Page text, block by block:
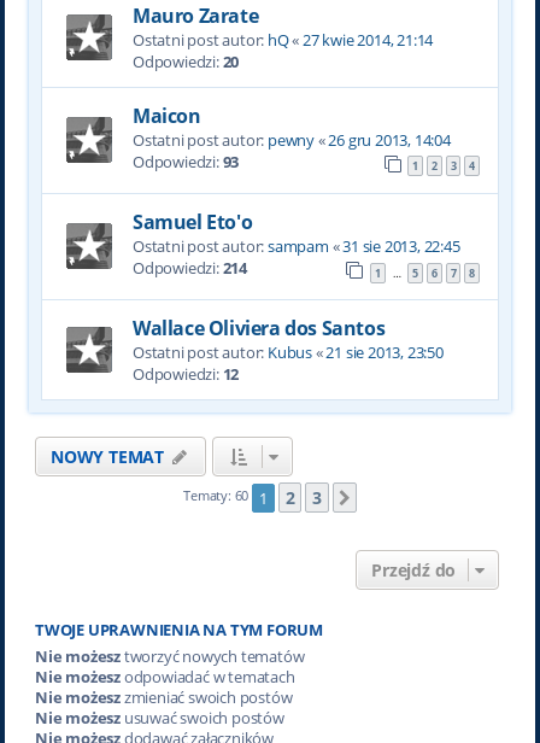
Mauro Zarate
Ostatni post autor: hQ« 27 kwie 2014, 21:14
Odpowiedzi:20
Maicon
Ostatni post autor: pewny«26 gru 2013, 14:04
Odpowiedzi:93 1 2 3 4
Samuel Eto'o
Ostatni post autor:sampam «31 sie 2013, 22:45
Odpowiedzi:214 1 … 5 6 7 8
Wallace Oliviera dos Santos
Ostatni post autor: Kubus«21 sie 2013, 23:50
Odpowiedzi: 12
NOWY TEMAT
Tematy: 60 1 2 3
Przejdź do
TWOJE UPRAWNIENIA NA TYM FORUM
Nie możesztworzyć nowych tematów
Nie możeszodpowiadać w tematach
Nie możeszzmieniać swoich postów
Nie możeszusuwać swoich postów